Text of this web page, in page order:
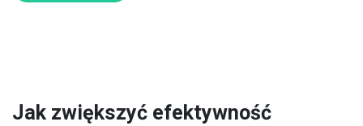
Jak zwiększyć efektywność